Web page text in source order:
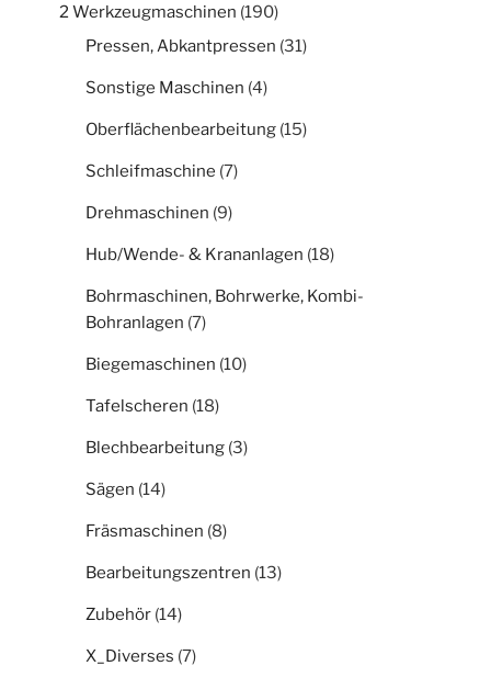
2 Werkzeugmaschinen (190)
Pressen, Abkantpressen (31)
Sonstige Maschinen (4)
Oberflächenbearbeitung (15)
Schleifmaschine (7)
Drehmaschinen (9)
Hub/Wende- & Krananlagen (18)
Bohrmaschinen, Bohrwerke, Kombi-
Bohranlagen (7)
Biegemaschinen (10)
Tafelscheren (18)
Blechbearbeitung (3)
Sägen (14)
Fräsmaschinen (8)
Bearbeitungszentren (13)
Zubehör (14)
X_Diverses (7)